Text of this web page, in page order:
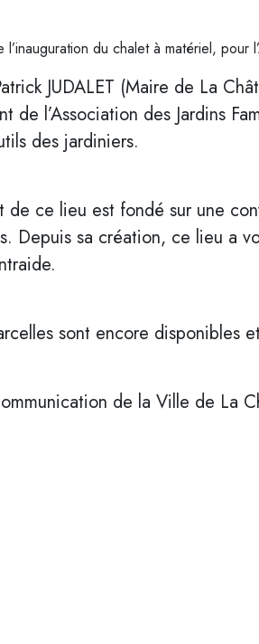
du chalet à matériel, pour
JUDALET (Maire de La
de l’Association des Jardins
des jardiniers.
de ce lieu est fondé sur une
Depuis sa création, ce lieu a
sont encore disponibles
de la Ville de La